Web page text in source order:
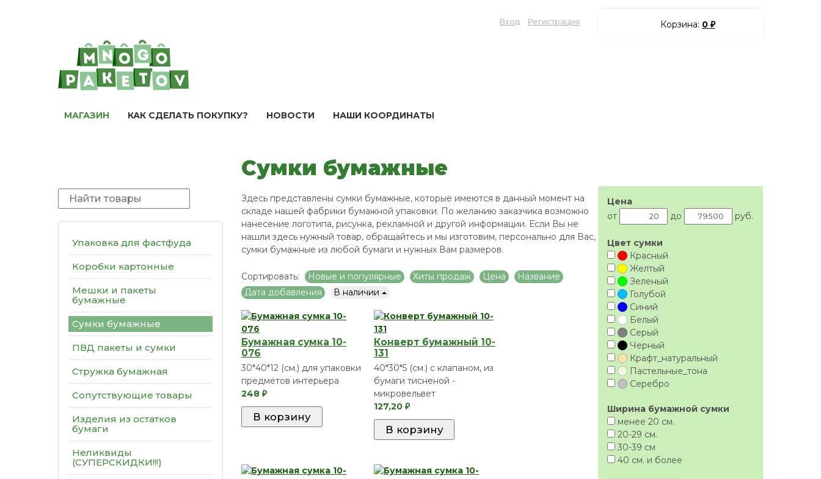
Корзина: 0 ₽
Вход Регистрация
МАГАЗИН КАК СДЕЛАТЬ ПОКУПКУ? НОВОСТИ НАШИ КООРДИНАТЫ
Упаковка для фастфуда
Коробки картонные
Мешки и пакеты
бумажные
Сумки бумажные
ПВД пакеты и сумки
Стружка бумажная
Сопутствующие товары
Изделия из остатков
бумаги
Неликвиды
(СУПЕРСКИДКИ!!!)
Сумки бумажные
Цена
от
до руб.
Цвет сумки
Красный
Желтый
Зеленый
Голубой
Синий
Белый
Серый
Черный
Крафт_натуральный
Пacтельные_тона
Серебро
Ширина бумажной сумки
менее 20 см.
20-29 см.
30-39 см
40 см. и более
Здесь представлены сумки бумажные, которые имеются в данный момент на
складе нашей фабрики бумажной упаковки. По желанию заказчика возможно
нанесение логотипа, рисунка, рекламной и другой информации. Если Вы не
нашли здесь нужный товар, обращайтесь и мы изготовим, персонально для Вас,
сумки бумажные из любой бумаги и нужных Вам размеров.
Сортировать: Новые и популярные Хиты продаж Цена
Название
Дата добавления
В наличии
Бумажная сумка 10-
076
30*40*12 (см.) для упаковки
предметов интерьера
248 ₽
Конверт бумажный 10-
131
40*30*5 (см.) с клапаном, из
бумаги тисненой -
микровельвет
127,20 ₽